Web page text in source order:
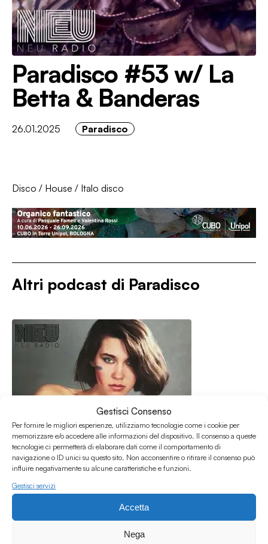
Gestisci Consenso
Per fornire le migliori esperienze, utilizziamo tecnologie come i cookie per
memorizzare e/o accedere alle informazioni del dispositivo. Il consenso a queste
tecnologie ci permetterà di elaborare dati come il comportamento di
navigazione o ID unici su questo sito. Non acconsentire o ritirare il consenso può
influire negativamente su alcune caratteristiche e funzioni.
Gestisci servizi
Accetta
Nega
Paradisco #53 w/ La
Betta & Banderas
26.01.2025 Paradisco
Disco / House / Italo disco
Altri podcast di Paradisco
Paradisco #63 w/ La Betta & Banderas